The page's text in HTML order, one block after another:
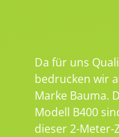
Da für uns
bedrucken wir
Marke Bauma.
Modell B400
dieser 2-